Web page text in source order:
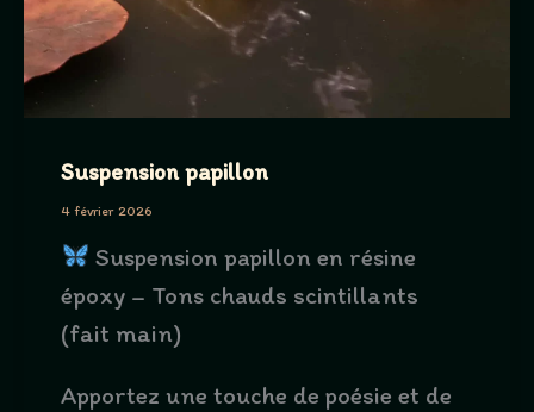
Suspension papillon
4 février 2026
Suspension papillon en résine
époxy – Tons chauds scintillants
(fait main)
Apportez une touche de poésie et de